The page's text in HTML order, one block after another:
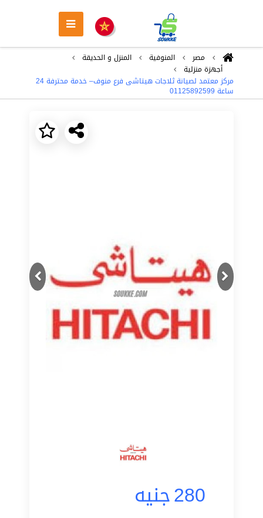
مصر المنوفية
المنزل و الحديقة
أجهزة منزلية
مركز معتمد لصيانة ثلاجات هيتاشى فرع منوف– خدمة محترفة 24
ساعة 01125892599
Previous
Next
280جنيه